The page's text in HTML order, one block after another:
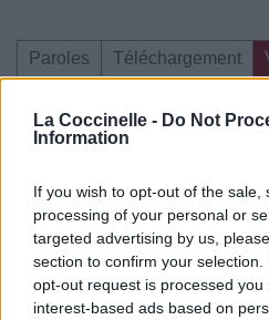
La Coccinelle - Do Not
Information
If you wish to opt-out of the
processing of your personal or
targeted advertising by us,
section to confirm your
opt-out request is processed you
interest-based ads based on
Paroles Téléchargement
Voir la vidéo de
Concert/Live Concert/